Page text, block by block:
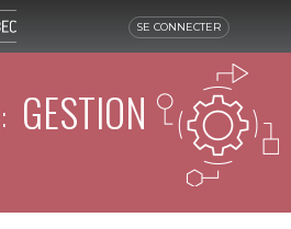
SE CONNECTER
GESTION